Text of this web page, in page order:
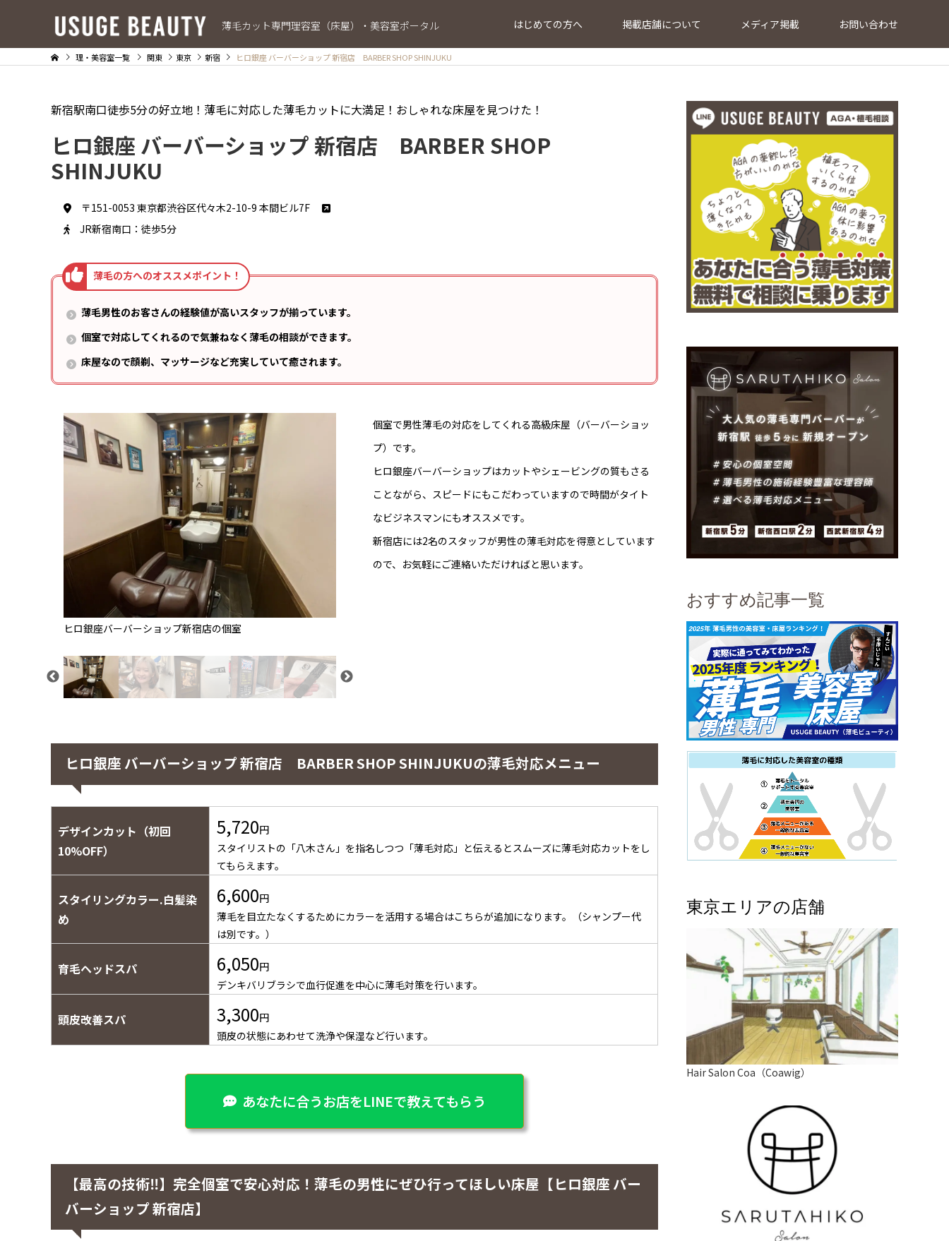
薄毛カット専門理容室（床屋）・美容室ポータル はじめての方へ 掲載店舗について メディア掲載 お問い合わせ
理・美容室一覧 関東 東京 新宿 ヒロ銀座 バーバーショップ 新宿店 BARBER SHOP SHINJUKU
新宿駅南口徒歩5分の好立地！薄毛に対応した薄毛カットに大満足！おしゃれな床屋を見つけた！
ヒロ銀座 バーバーショップ 新宿店 BARBER SHOP
SHINJUKU
〒151-0053 東京都渋谷区代々木2-10-9 本間ビル7F
JR新宿南口：徒歩5分
薄毛男性のお客さんの経験値が高いスタッフが揃っています。
個室で対応してくれるので気兼ねなく薄毛の相談ができます。
床屋なので顔剃、マッサージなど充実していて癒されます。
ヒロ銀座バーバーショップ新宿店の個室
個室で男性薄毛の対応をしてくれる高級床屋（バーバーショッ
プ）です。
ヒロ銀座バーバーショップはカットやシェービングの質もさる
ことながら、スピードにもこだわっていますので時間がタイト
なビジネスマンにもオススメです。
新宿店には2名のスタッフが男性の薄毛対応を得意としています
ので、お気軽にご連絡いただければと思います。
ヒロ銀座 バーバーショップ 新宿店 BARBER SHOP SHINJUKUの薄毛対応メニュー
デザインカット（初回
10%OFF）
5,720円
スタイリストの「八木さん」を指名しつつ「薄毛対応」と伝えるとスムーズに薄毛対応カットをし
てもらえます。
スタイリングカラー.白髪染
め
6,600円
薄毛を目立たなくするためにカラーを活用する場合はこちらが追加になります。（シャンプー代
は別です。）
育毛ヘッドスパ 6,050円
デンキバリブラシで血行促進を中心に薄毛対策を行います。
頭皮改善スパ 3,300円
頭皮の状態にあわせて洗浄や保湿など行います。
あなたに合うお店をLINEで教えてもらう
【最高の技術‼】完全個室で安心対応！薄毛の男性にぜひ行ってほしい床屋【ヒロ銀座 バー
バーショップ 新宿店】
おすすめ記事一覧
東京エリアの店舗
Hair Salon Coa（Coawig）